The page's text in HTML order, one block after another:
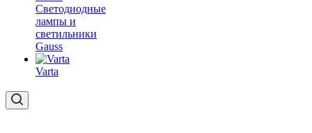
Светодиодные
лампы и
светильники
Gauss
Varta